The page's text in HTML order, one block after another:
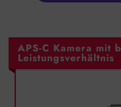
APS-C Kamera mit
Leistungsverhältnis